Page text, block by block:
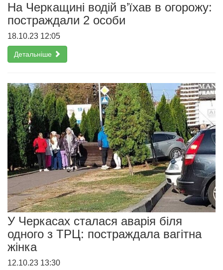
На Черкащині водій в’їхав в огорожу:
постраждали 2 особи
18.10.23 12:05
Детальніше
У Черкасах сталася аварія біля
одного з ТРЦ: постраждала вагітна
жінка
12.10.23 13:30